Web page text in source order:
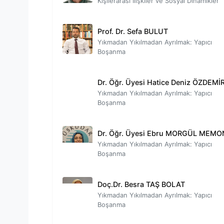
Prof. Dr. Sefa BULUT
Yıkmadan Yıkılmadan Ayrılmak: Yapıcı
Boşanma
Dr. Öğr. Üyesi Hatice Deniz
Yıkmadan Yıkılmadan Ayrılmak: Yapıcı
Boşanma
Dr. Öğr. Üyesi Ebru MORGÜL
Yıkmadan Yıkılmadan Ayrılmak: Yapıcı
Boşanma
Doç.Dr. Besra TAŞ BOLAT
Yıkmadan Yıkılmadan Ayrılmak: Yapıcı
Boşanma